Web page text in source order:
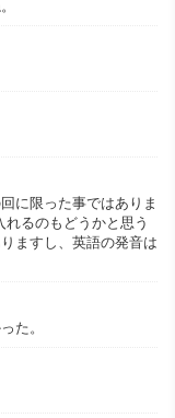
に限った事ではありま
るのもどうかと思う
ますし、英語の発音は
た。